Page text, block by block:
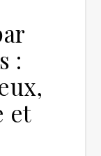
:
et